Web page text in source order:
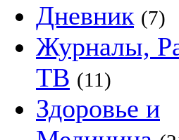
Дневник (7)
Журналы,
ТВ (11)
Здоровье и